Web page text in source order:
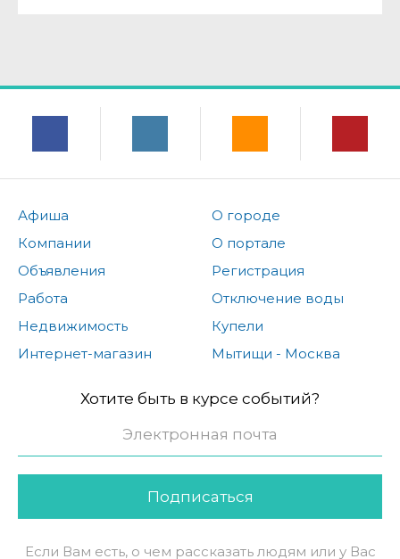
Афиша
Компании
Объявления
Работа
Недвижимость
Интернет-магазин
О городе
О портале
Регистрация
Отключение воды
Купели
Мытищи - Москва
Хотите быть в курсе событий?
Подписаться
Если Вам есть, о чем рассказать людям или у Вас